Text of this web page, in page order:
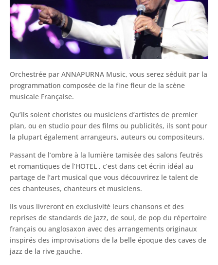
Orchestrée par ANNAPURNA Music, vous serez séduit par la
programmation composée de la fine fleur de la scène
musicale Française.
Qu’ils soient choristes ou musiciens d’artistes de premier
plan, ou en studio pour des films ou publicités, ils sont pour
la plupart également arrangeurs, auteurs ou compositeurs.
Passant de l’ombre à la lumière tamisée des salons feutrés
et romantiques de l’HOTEL , c’est dans cet écrin idéal au
partage de l’art musical que vous découvrirez le talent de
ces chanteuses, chanteurs et musiciens.
Ils vous livreront en exclusivité leurs chansons et des
reprises de standards de jazz, de soul, de pop du répertoire
français ou anglosaxon avec des arrangements originaux
inspirés des improvisations de la belle époque des caves de
jazz de la rive gauche.